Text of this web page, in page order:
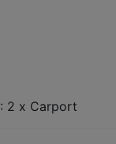
: 2 x Carport